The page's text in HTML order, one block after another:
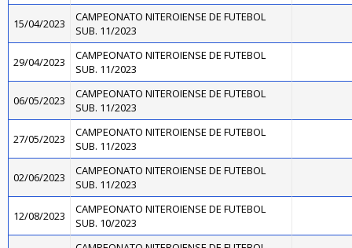
15/04/2023
CAMPEONATO NITEROIENSE DE FUTEBOL
SUB. 11/2023
29/04/2023
CAMPEONATO NITEROIENSE DE FUTEBOL
SUB. 11/2023
06/05/2023
CAMPEONATO NITEROIENSE DE FUTEBOL
SUB. 11/2023
27/05/2023
CAMPEONATO NITEROIENSE DE FUTEBOL
SUB. 11/2023
02/06/2023
CAMPEONATO NITEROIENSE DE FUTEBOL
SUB. 11/2023
12/08/2023
CAMPEONATO NITEROIENSE DE FUTEBOL
SUB. 10/2023